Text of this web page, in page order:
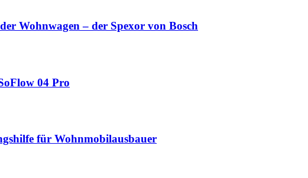
Wohnwagen – der Spexor von Bosch
04 Pro
für Wohnmobilausbauer